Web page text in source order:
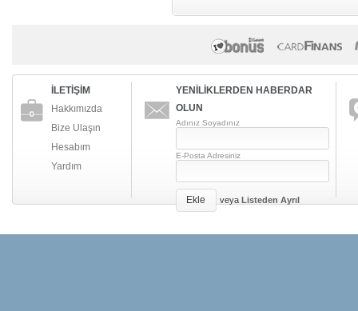
İLETİŞİM
Hakkımızda
Bize Ulaşın
Hesabım
Yardım
YENİLİKLERDEN HABERDAR
OLUN
Adınız Soyadınız
E-Posta Adresiniz
Ekle veya Listeden Ayrıl